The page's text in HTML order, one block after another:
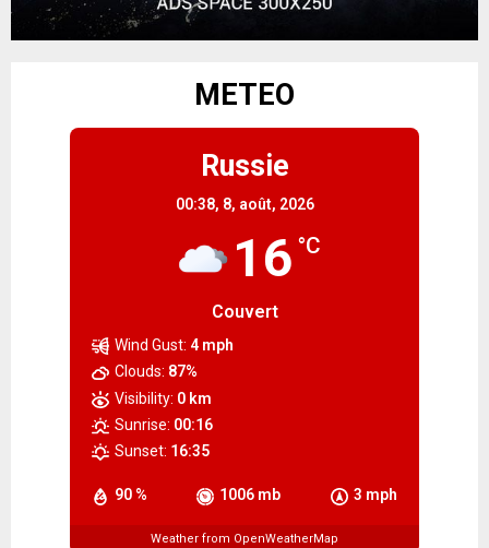
METEO
Russie
00:38, 8, août, 2026
16 °C
Couvert
90 % 1006 mb 3 mph
Wind Gust: 4 mph
Clouds: 87%
Visibility: 0 km
Sunrise: 00:16
Sunset: 16:35
Weather from OpenWeatherMap